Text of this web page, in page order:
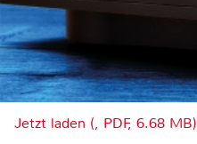
Jetzt laden (, PDF, 6.68 MB)